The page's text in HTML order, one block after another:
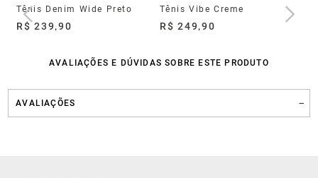
Tênis Denim Wide Preto
R$ 239,90
Tênis Vibe Creme
R$ 249,90
AVALIAÇÕES E DÚVIDAS SOBRE ESTE PRODUTO
AVALIAÇÕES